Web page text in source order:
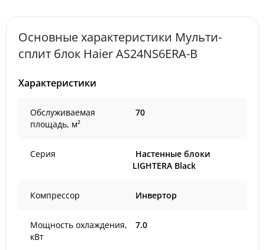
Основные характеристики Мульти-
сплит блок Haier AS24NS6ERA-B
Характеристики
Обслуживаемая
площадь, м²
70
Серия
Настенные блоки
LIGHTERA Black
Компрессор Инвертор
Мощность охлаждения,
кВт
7.0